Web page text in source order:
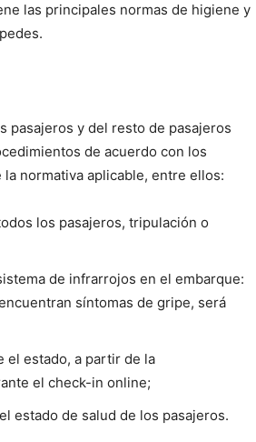
las principales normas de higiene y
pasajeros y del resto de pasajeros
de acuerdo con los
normativa aplicable, entre ellos:
los pasajeros, tripulación o
de infrarrojos en el embarque:
síntomas de gripe, será
el estado, a partir de la
el check-in online;
estado de salud de los pasajeros.